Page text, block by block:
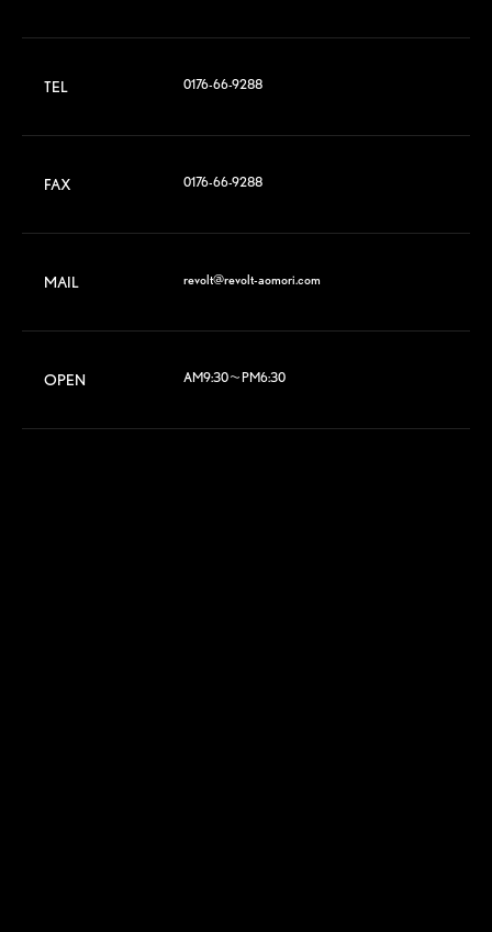
TEL 0176-66-9288
FAX 0176-66-9288
MAIL revolt@revolt-aomori.com
OPEN AM9:30～PM6:30